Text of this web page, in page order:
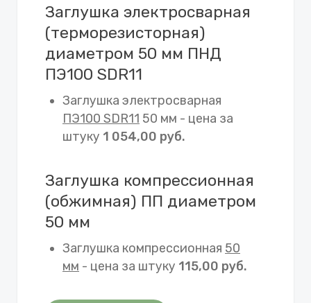
Заглушка электросварная
(терморезисторная)
диаметром 50 мм ПНД
ПЭ100 SDR11
Заглушка электросварная
ПЭ100 SDR11 50 мм - цена за
штуку 1 054,00 руб.
Заглушка компрессионная
(обжимная) ПП диаметром
50 мм
Заглушка компрессионная 50
мм - цена за штуку 115,00 руб.